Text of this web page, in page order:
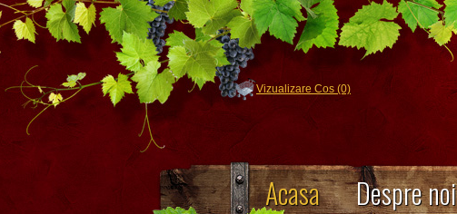
Vizualizare Cos (0)
Acasa Despre noi